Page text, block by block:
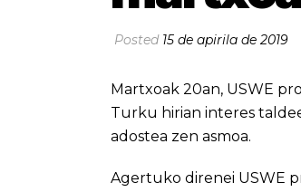
Posted 15 de apirila de 2019
Martxoak 20an, USWE
Turku hirian interes
adostea zen asmoa.
Agertuko direnei USWE